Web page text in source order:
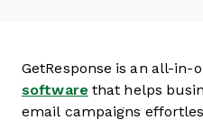
GetResponse is an all-in-
software that helps
email campaigns